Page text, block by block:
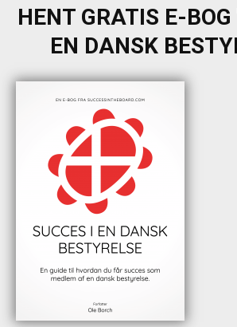
HENT GRATIS E-BOG
EN DANSK